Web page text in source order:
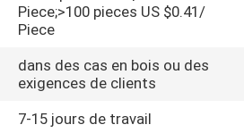
Piece;>100 pieces US $0.41/
Piece
dans des cas en bois ou des
exigences de clients
7-15 jours de travail